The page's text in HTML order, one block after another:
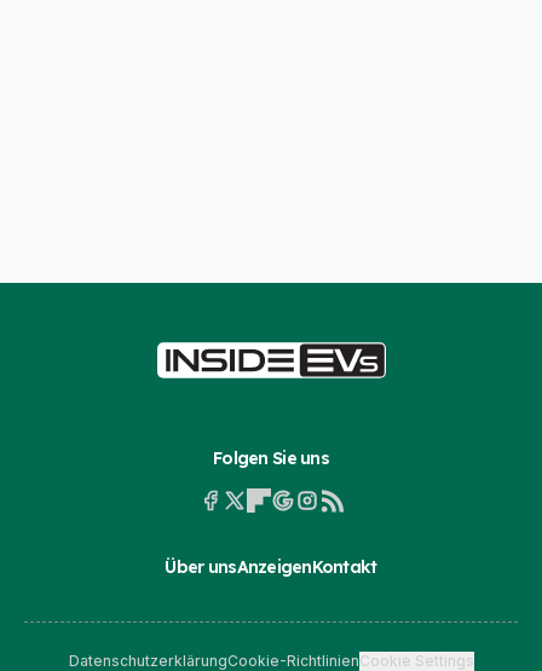
Folgen Sie uns
Über unsAnzeigenKontakt
DatenschutzerklärungCookie-RichtlinienCookie Settings